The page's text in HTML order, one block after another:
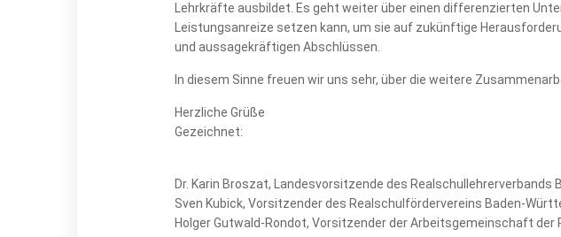
Lehrkräfte ausbildet. Es geht weiter über einen differenzierten
Leistungsanreize setzen kann, um sie auf zukünftige
und aussagekräftigen Abschlüssen.
In diesem Sinne freuen wir uns sehr, über die weitere
Herzliche Grüße
Gezeichnet:
Dr. Karin Broszat, Landesvorsitzende des Realschullehrerverbands
Sven Kubick, Vorsitzender des Realschulfördervereins Baden-
Holger Gutwald-Rondot, Vorsitzender der Arbeitsgemeinschaft